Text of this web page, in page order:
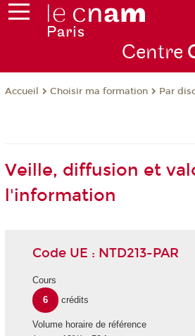
Centre
Accueil Choisir ma formation Par
Veille, diffusion et
l'information
Code UE : NTD213-PAR
Cours
6
crédits
Volume horaire de référence